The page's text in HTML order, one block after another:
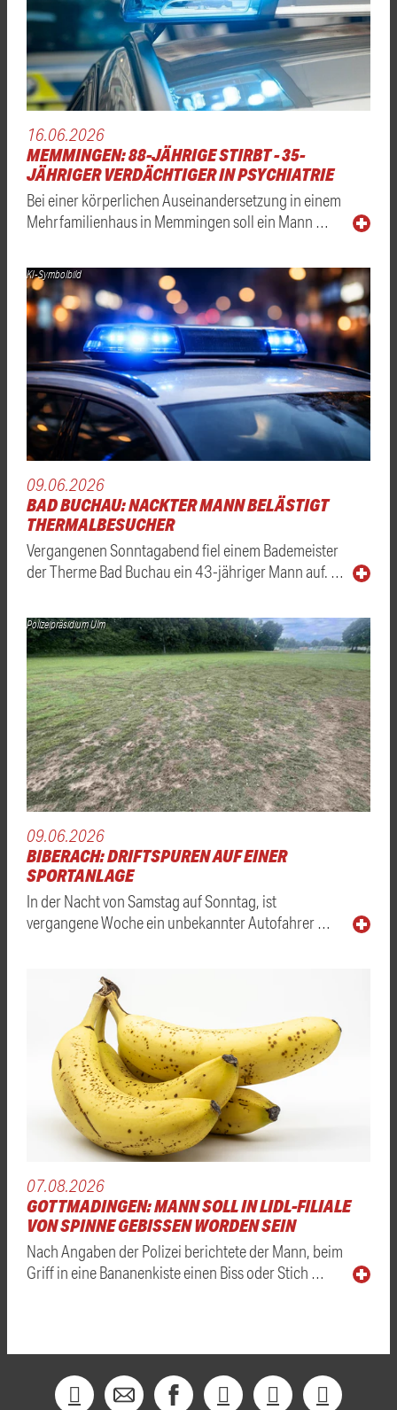
16.06.2026
MEMMINGEN: 88-JÄHRIGE STIRBT - 35-
JÄHRIGER VERDÄCHTIGER IN PSYCHIATRIE
Bei einer körperlichen Auseinandersetzung in einem
Mehrfamilienhaus in Memmingen soll ein Mann …
KI-Symbolbild
09.06.2026
BAD BUCHAU: NACKTER MANN BELÄSTIGT
THERMALBESUCHER
Vergangenen Sonntagabend fiel einem Bademeister
der Therme Bad Buchau ein 43-jähriger Mann auf. …
Polizeipräsidium Ulm
09.06.2026
BIBERACH: DRIFTSPUREN AUF EINER
SPORTANLAGE
In der Nacht von Samstag auf Sonntag, ist
vergangene Woche ein unbekannter Autofahrer …
07.08.2026
GOTTMADINGEN: MANN SOLL IN LIDL-FILIALE
VON SPINNE GEBISSEN WORDEN SEIN
Nach Angaben der Polizei berichtete der Mann, beim
Griff in eine Bananenkiste einen Biss oder Stich …